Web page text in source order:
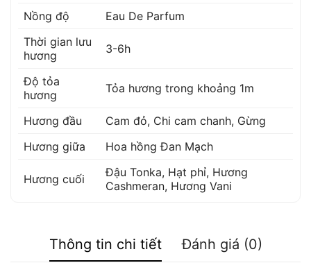
Nồng độ
Eau De Parfum
Thời gian lưu
hương
3-6h
Độ tỏa
hương
Tỏa hương trong khoảng 1m
Hương đầu Cam đỏ, Chi cam chanh, Gừng
Hương giữa
Hoa hồng Đan Mạch
Hương cuối Đậu Tonka, Hạt phỉ, Hương
Cashmeran, Hương Vani
Thông tin chi tiết Đánh giá (0)